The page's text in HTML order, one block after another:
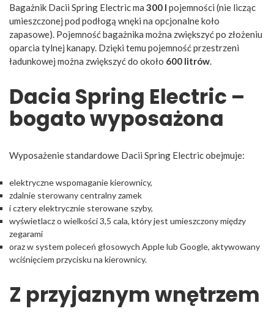
Bagażnik Dacii Spring Electric ma 300 l pojemności (nie licząc
umieszczonej pod podłogą wnęki na opcjonalne koło
zapasowe). Pojemność bagażnika można zwiększyć po złożeniu
oparcia tylnej kanapy. Dzięki temu pojemność przestrzeni
ładunkowej można zwiększyć do około 600 litrów.
Dacia Spring Electric –
bogato wyposażona
Wyposażenie standardowe Dacii Spring Electric obejmuje:
elektryczne wspomaganie kierownicy,
zdalnie sterowany centralny zamek
i cztery elektrycznie sterowane szyby,
wyświetlacz o wielkości 3,5 cala, który jest umieszczony między
zegarami
oraz w system poleceń głosowych Apple lub Google, aktywowany
wciśnięciem przycisku na kierownicy.
Z przyjaznym wnętrzem